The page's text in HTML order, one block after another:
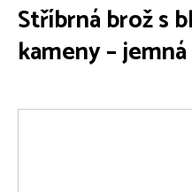
Stříbrná brož s
kameny –